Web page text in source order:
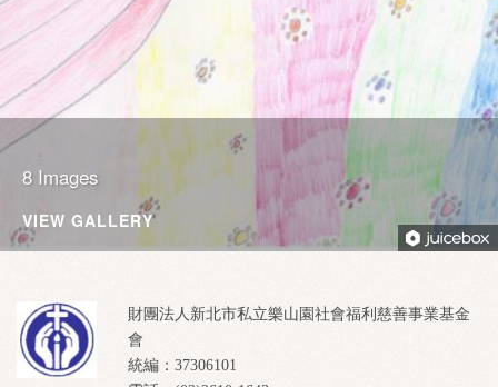
8 Images
VIEW GALLERY
財團法人新北市私立樂山園社會福利慈善事業基金
會
統編：37306101